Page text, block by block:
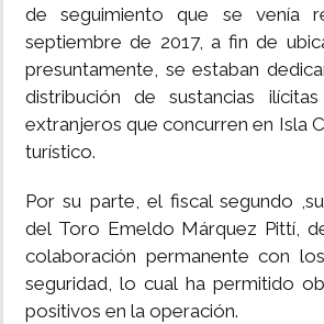
de seguimiento que se venía
septiembre de 2017, a fin de
presuntamente, se estaban
distribución de sustancias
extranjeros que concurren en Isla
turístico.
Por su parte, el fiscal segundo
del Toro Emeldo Márquez Pittí,
colaboración permanente con
seguridad, lo cual ha permitido
positivos en la operación.